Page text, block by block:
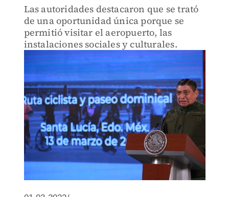
Las autoridades destacaron que se trató
de una oportunidad única porque se
permitió visitar el aeropuerto, las
instalaciones sociales y culturales.